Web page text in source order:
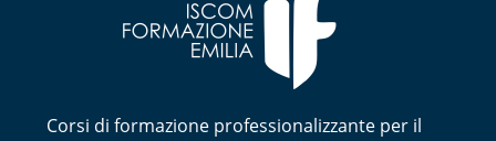
Corsi di formazione professionalizzante per il